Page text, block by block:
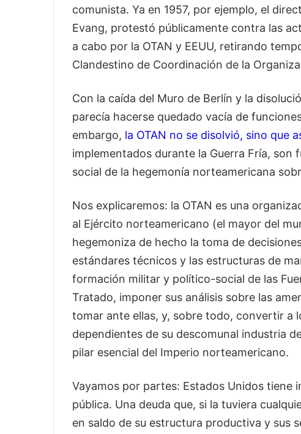
comunista. Ya en 1957, por ejemplo, el
Evang, protestó públicamente contra las
a cabo por la OTAN y EEUU, retirando
Clandestino de Coordinación de la
Con la caída del Muro de Berlín y la
parecía hacerse quedado vacía de
embargo, la OTAN no se disolvió, sino que
implementados durante la Guerra Fría,
social de la hegemonía norteamericana
Nos explicaremos: la OTAN es una
al Ejército norteamericano (el mayor del
hegemoniza de hecho la toma de
estándares técnicos y las estructuras de
formación militar y político-social de las
Tratado, imponer sus análisis sobre las
tomar ante ellas, y, sobre todo, convertir a
dependientes de su descomunal industria
pilar esencial del Imperio norteamericano.
Vayamos por partes: Estados Unidos tiene
pública. Una deuda que, si la tuviera
en saldo de su estructura productiva y sus